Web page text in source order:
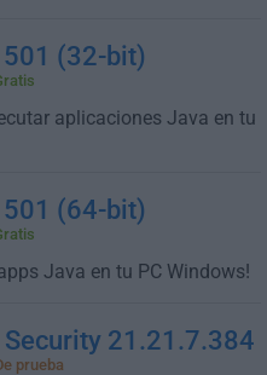
501 (32-bit)
aplicaciones Java en tu
501 (64-bit)
Java en tu PC Windows!
21.21.7.384
prueba